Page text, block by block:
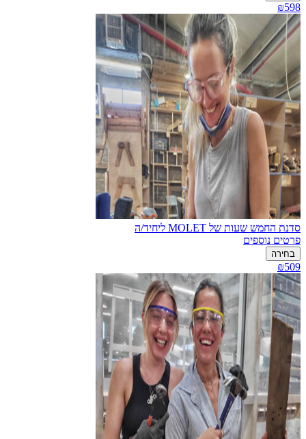
₪598
סדנת החמש שעות של MOLET ליחיד/ה
פרטים נוספים
בחירה
₪509